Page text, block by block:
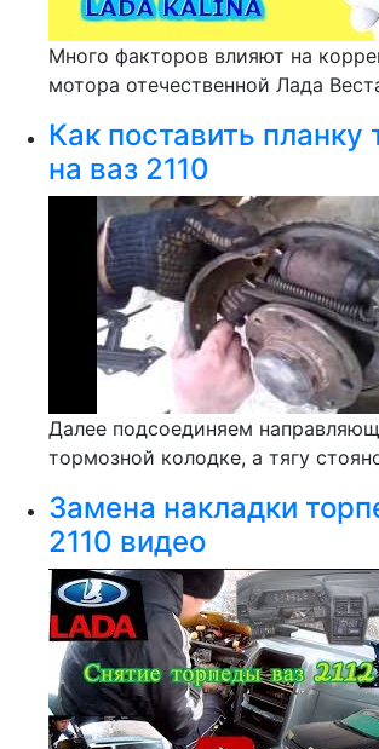
Много факторов влияют на
мотора отечественной Лада
Как поставить
на ваз 2110
Далее подсоединяем
тормозной колодке, а тягу
Замена накладки
2110 видео